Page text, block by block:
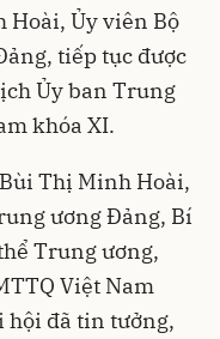
Hoài, Ủy viên Bộ
tiếp tục được
Ủy ban Trung
khóa XI.
Thị Minh Hoài,
ương Đảng, Bí
Trung ương,
Việt Nam
hội đã tin tưởng,